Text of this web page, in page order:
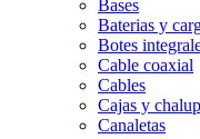
Bases
Baterias y
Botes
Cable coaxial
Cables
Cajas y
Canaletas